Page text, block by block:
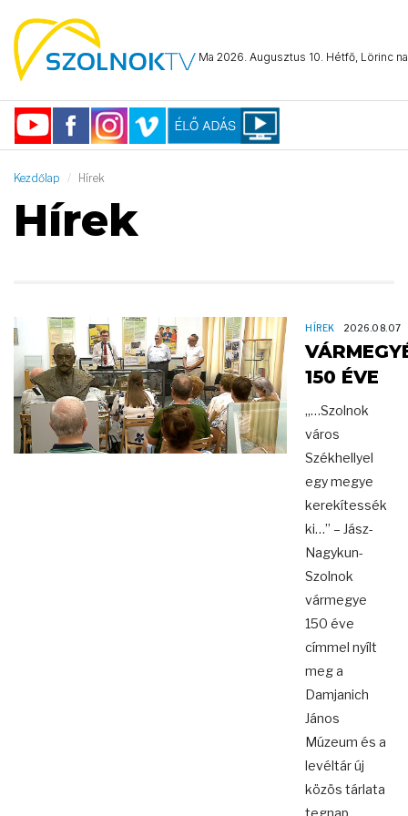
Ma 2026. Augusztus 10. Hétfő, Lörinc
Kezdőlap Hírek
Hírek
HÍREK 2026.08.07
150 ÉVE
„…Szolnok
város
Székhellyel
egy megye
kerekítessék
ki…” – Jász-
Nagykun-
Szolnok
vármegye
150 éve
címmel nyílt
meg a
Damjanich
János
Múzeum és a
levéltár új
közös tárlata
tegnap